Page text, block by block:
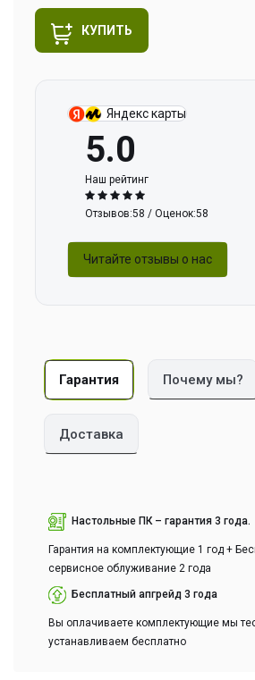
КУПИТЬ
Яндекс карты
5.0
Наш рейтинг
Отзывов:58 / Оценок:58
Читайте отзывы о нас
Гарантия Почему мы?
Доставка
Настольные ПК – гарантия 3 года.
Гарантия на комплектующие 1 год +
сервисное облуживание 2 года
Бесплатный апгрейд 3 года
Вы оплачиваете комплектующие мы
устанавливаем бесплатно